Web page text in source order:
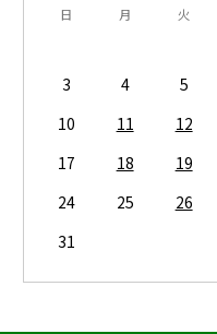
日 月 火
3
4 5
10
11 12
17
18 19
24
25 26
31